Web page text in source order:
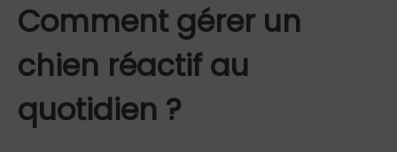
Comment gérer un
chien réactif au
quotidien ?